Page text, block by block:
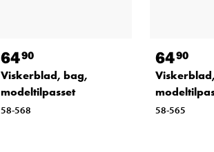
6490
Viskerblad, bag,
modeltilpasset
58-568
6490
58-565